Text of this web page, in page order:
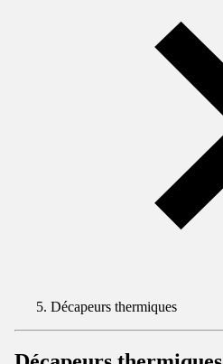
Décapeurs thermiques